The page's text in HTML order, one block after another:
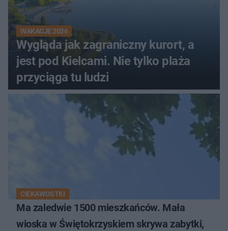
WAKACJE 2026
Wygląda jak zagraniczny kurort, a
jest pod Kielcami. Nie tylko plaża
przyciąga tu ludzi
CIEKAWOSTKI
Ma zaledwie 1500 mieszkańców. Mała
wioska w Świętokrzyskiem skrywa zabytki,